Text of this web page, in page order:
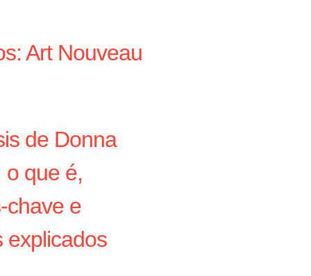
Art Nouveau
de Donna
o que é,
chave e
explicados